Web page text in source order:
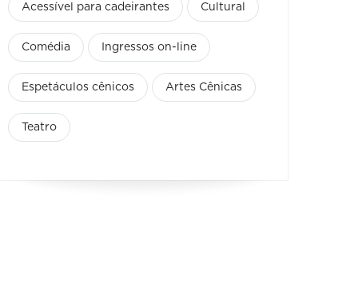
Acessível para cadeirantes Cultural
Comédia Ingressos on-line
Espetáculos cênicos Artes Cênicas
Teatro